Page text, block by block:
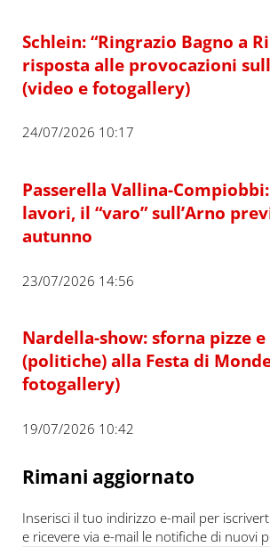
Schlein: “Ringrazio Bagno a
risposta alle provocazioni
(video e fotogallery)
24/07/2026 10:17
Passerella Vallina-
lavori, il “varo” sull’Arno
autunno
23/07/2026 14:56
Nardella-show: sforna pizze
(politiche) alla Festa di
fotogallery)
19/07/2026 10:42
Rimani aggiornato
Inserisci il tuo indirizzo e-mail per
e ricevere via e-mail le notifiche di nuovi